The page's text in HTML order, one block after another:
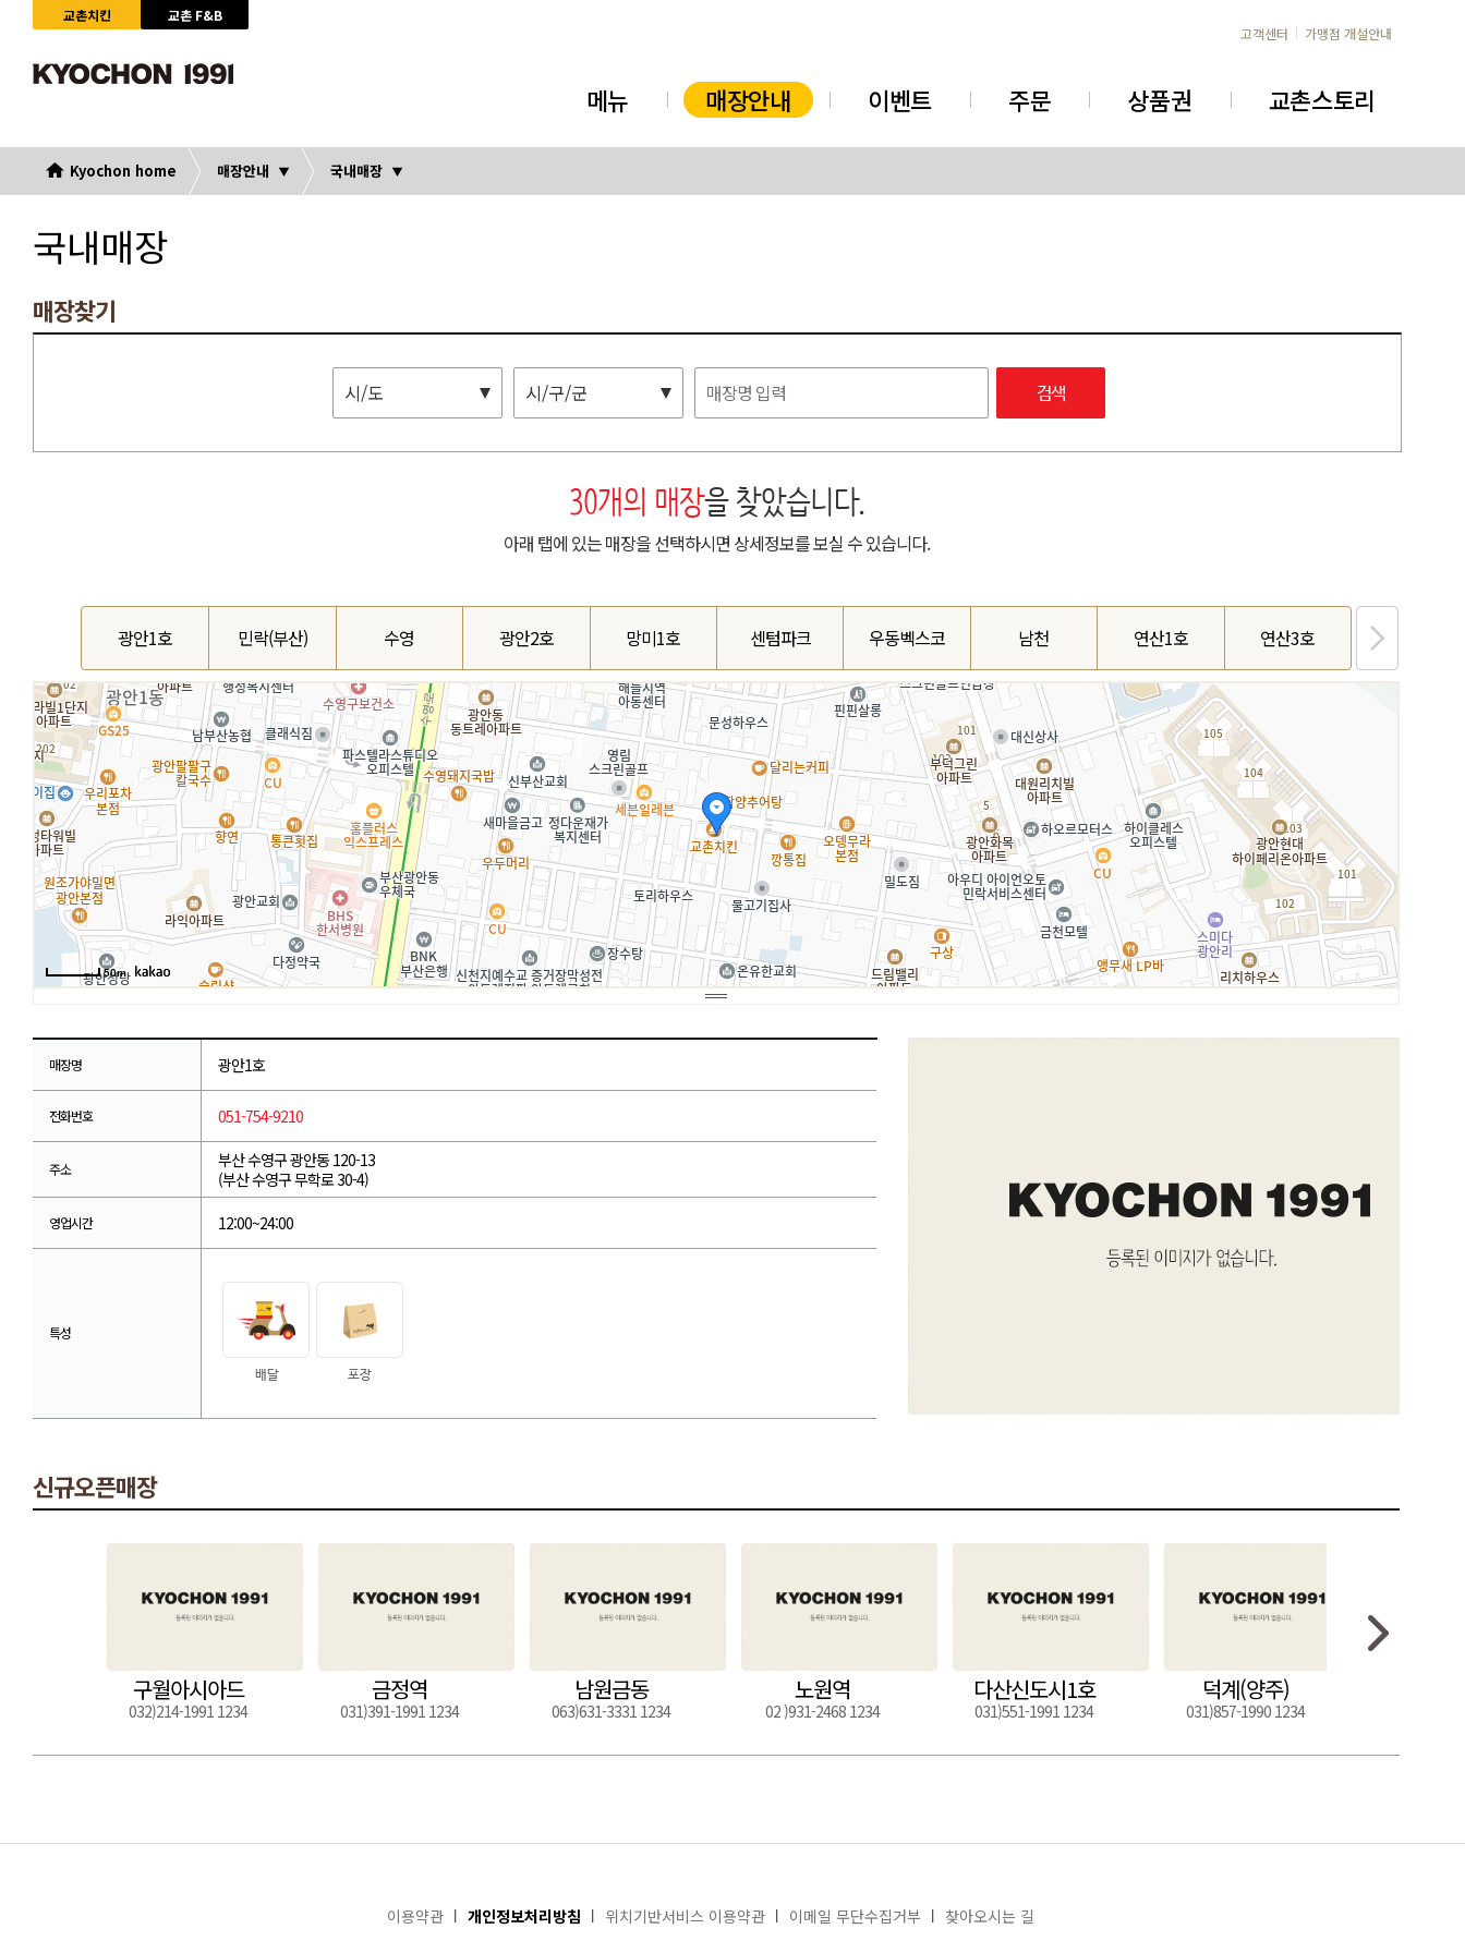
교촌치킨
교촌 F&B
고객센터
가맹점 개설안내
메뉴 매장안내 이벤트 주문 상품권 교촌스토리
Kyochon home 매장안내 국내매장
국내매장
매장찾기
시/도 시/구/군 검색
30개의 매장을 찾았습니다.
아래 탭에 있는 매장을 선택하시면 상세정보를 보실 수 있습니다.
광안1호 민락(부산) 수영 광안2호 망미1호 센텀파크 우동벡스코 남천 연산1호 연산3호 마린시티
50m
매장명 광안1호
전화번호 051-754-9210
주소
부산 수영구 광안동 120-13
(부산 수영구 무학로 30-4)
영업시간 12:00~24:00
특성
신규오픈매장
구월아시아드
032)214-1991 1234
금정역
031)391-1991 1234
남원금동
063)631-3331 1234
노원역
02 )931-2468 1234
다산신도시1호
031)551-1991 1234
덕계(양주)
031)857-1990 1234
이용약관 개인정보처리방침 위치기반서비스 이용약관 이메일 무단수집거부 찾아오시는 길